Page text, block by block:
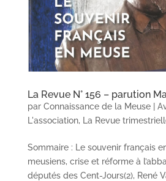
La Revue N° 156 – parution
par Connaissance de la Meuse|
L'association, La Revue
Sommaire : Le souvenir français
meusiens, crise et réforme à
députés des Cent-Jours(2), René